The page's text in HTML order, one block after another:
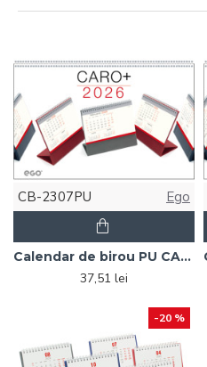
CB-2307PU Ego
Calendar de birou PU CARO + 2026
37,51 lei
-20 %